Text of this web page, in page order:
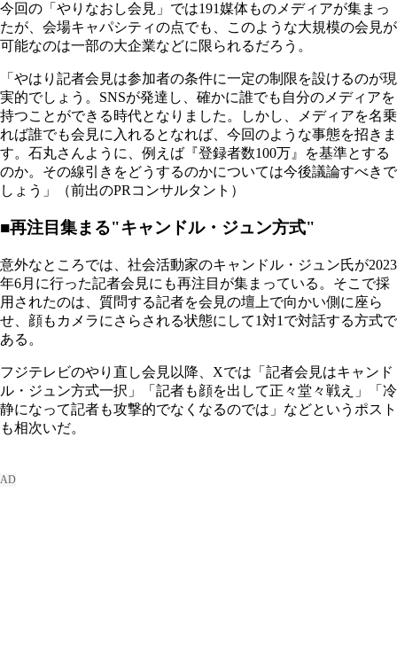
今回の「やりなおし会見」では191媒体ものメディアが集まっ
たが、会場キャパシティの点でも、このような大規模の会見が
可能なのは一部の大企業などに限られるだろう。
「やはり記者会見は参加者の条件に一定の制限を設けるのが現
実的でしょう。SNSが発達し、確かに誰でも自分のメディアを
持つことができる時代となりました。しかし、メディアを名乗
れば誰でも会見に入れるとなれば、今回のような事態を招きま
す。石丸さんように、例えば『登録者数100万』を基準とする
のか。その線引きをどうするのかについては今後議論すべきで
しょう」（前出のPRコンサルタント）
■再注目集まる"キャンドル・ジュン方式"
意外なところでは、社会活動家のキャンドル・ジュン氏が2023
年6月に行った記者会見にも再注目が集まっている。そこで採
用されたのは、質問する記者を会見の壇上で向かい側に座ら
せ、顔もカメラにさらされる状態にして1対1で対話する方式で
ある。
フジテレビのやり直し会見以降、Xでは「記者会見はキャンド
ル・ジュン方式一択」「記者も顔を出して正々堂々戦え」「冷
静になって記者も攻撃的でなくなるのでは」などというポスト
も相次いだ。